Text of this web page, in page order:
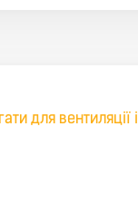
для вентиляції і